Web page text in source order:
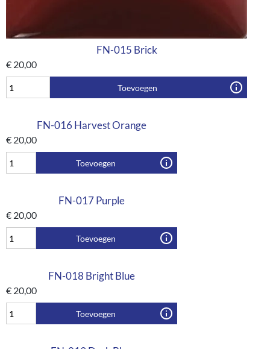
FN-015 Brick
€ 20,00
Toevoegen
FN-016 Harvest Orange
€ 20,00
Toevoegen
FN-017 Purple
€ 20,00
Toevoegen
FN-018 Bright Blue
€ 20,00
Toevoegen